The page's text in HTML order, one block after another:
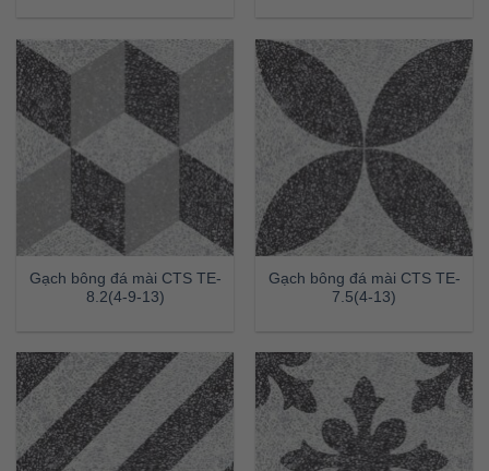
Gạch bông đá mài CTS TE-
8.2(4-9-13)
Gạch bông đá mài CTS TE-
7.5(4-13)